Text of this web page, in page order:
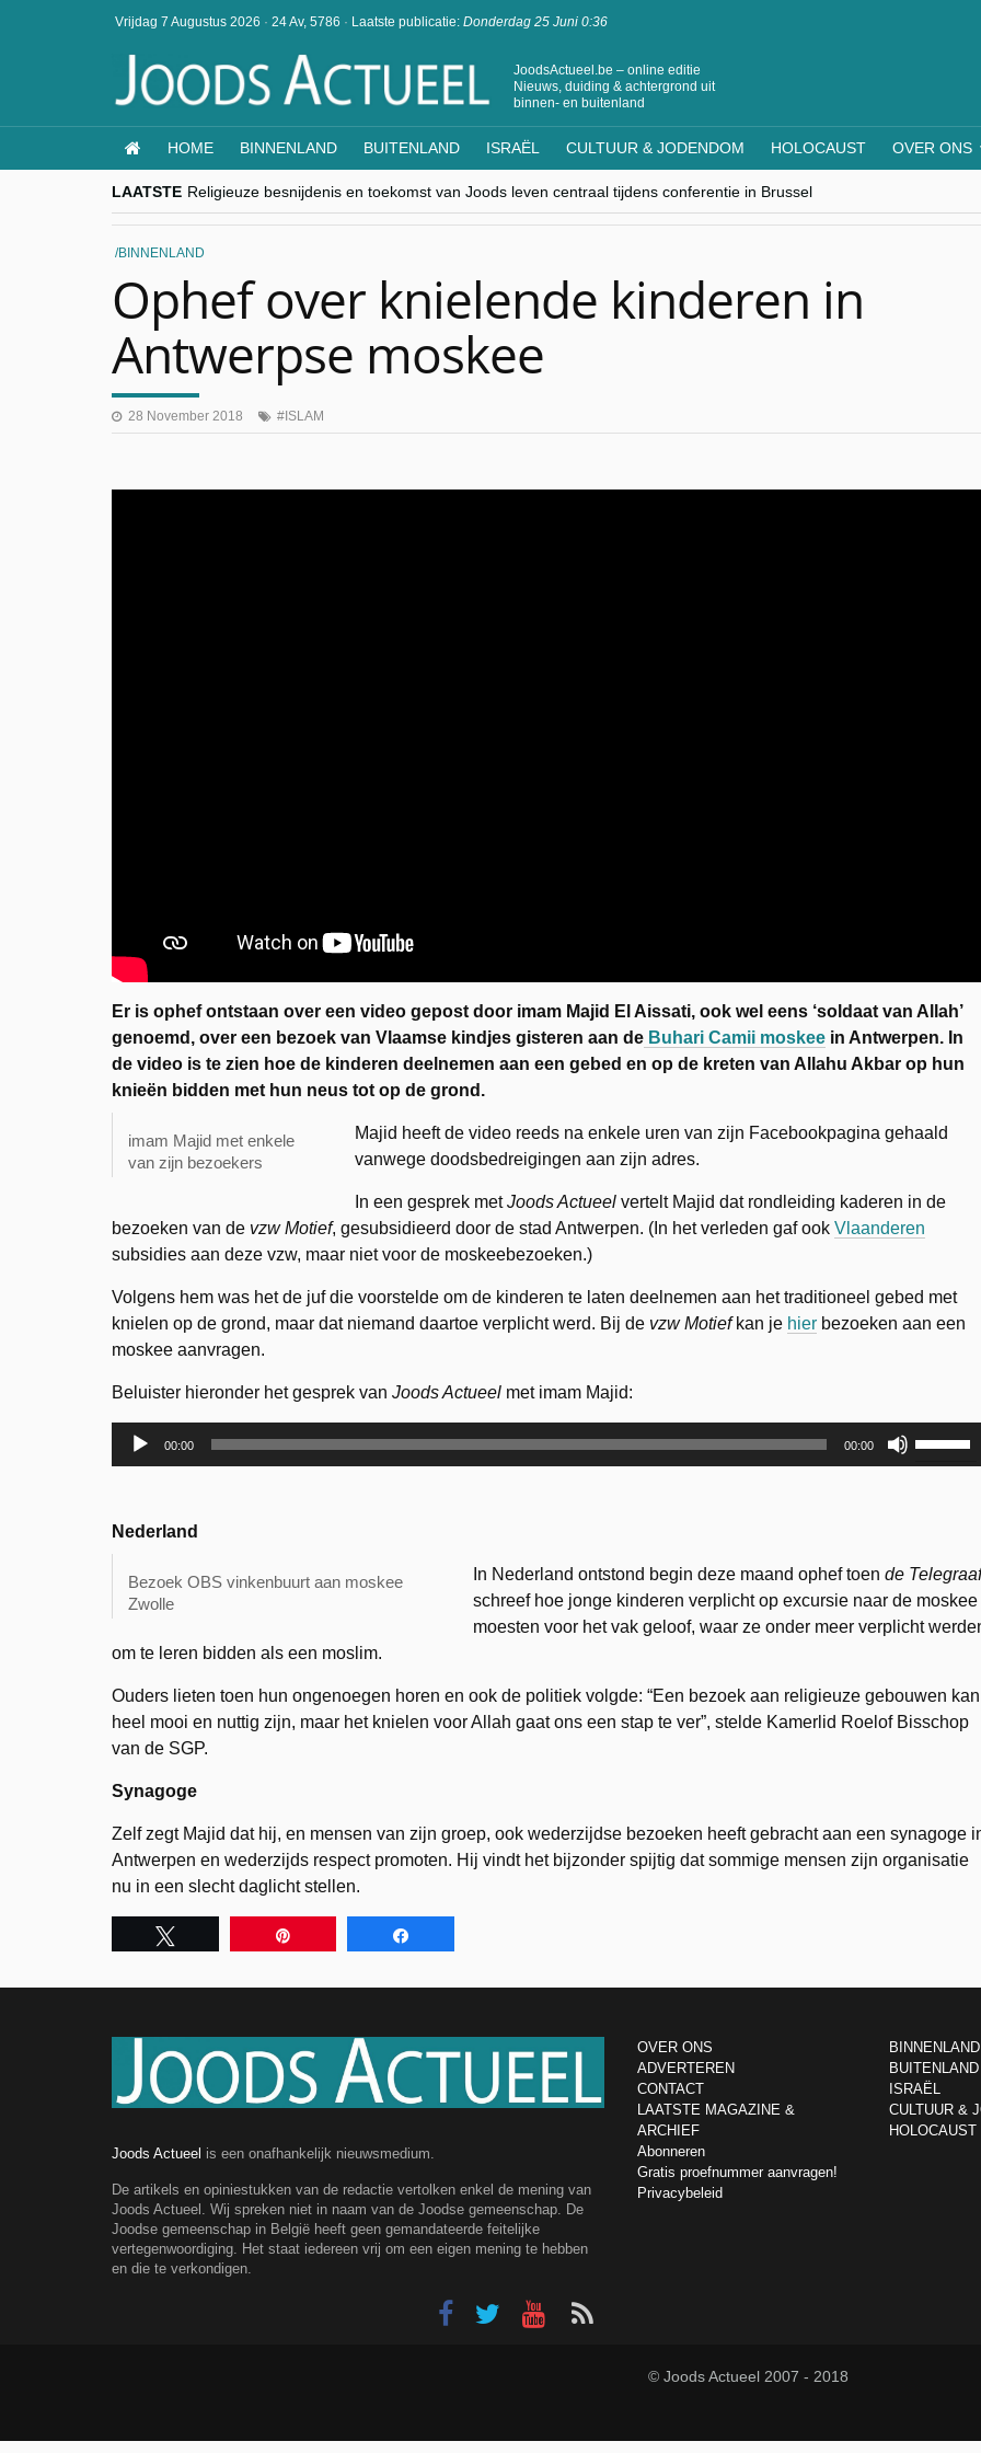
Vrijdag 7 Augustus 2026 · 24 Av, 5786 · Laatste publicatie: Donderdag 25 Juni 0:36
JoodsActueel.be – online editie
Nieuws, duiding & achtergrond uit
binnen- en buitenland
HOME BINNENLAND BUITENLAND ISRAËL CULTUUR & JODENDOM HOLOCAUST OVER ONS
LAATSTE Religieuze besnijdenis en toekomst van Joods leven centraal tijdens conferentie in Brussel
“Besnijdenisdebat toont hoe moeilijk seculiere Westen minderheden begrijpt”, Jinnih Beels (Vooruit)
CITYTRIP | ROEMENIË – Boekarest: de verrassing van Oost-Europa
“Vandaag zit elke Jood in België op de beklaagdenbank”
BINNENLAND
Ophef over knielende kinderen in
Antwerpse moskee
28 November 2018 ISLAM
Er is ophef ontstaan over een video gepost door imam Majid El Aissati, ook wel eens ‘soldaat van Allah’
genoemd, over een bezoek van Vlaamse kindjes gisteren aan de Buhari Camii moskee in Antwerpen. In
de video is te zien hoe de kinderen deelnemen aan een gebed en op de kreten van Allahu Akbar op hun
knieën bidden met hun neus tot op de grond.
imam Majid met enkele
van zijn bezoekers
Majid heeft de video reeds na enkele uren van zijn Facebookpagina gehaald
vanwege doodsbedreigingen aan zijn adres.
In een gesprek metJoods Actueel vertelt Majid dat rondleiding kaderen in de
bezoeken van de vzw Motief, gesubsidieerd door de stad Antwerpen. (In het verleden gaf ook Vlaanderen
subsidies aan deze vzw, maar niet voor de moskeebezoeken.)
Volgens hem was het de juf die voorstelde om de kinderen te laten deelnemen aan het traditioneel gebed met
knielen op de grond, maar dat niemand daartoe verplicht werd. Bij de vzw Motiefkan je hier bezoeken aan een
moskee aanvragen.
Beluister hieronder het gesprek van Joods Actueel met imam Majid:
Audiospeler
00:00 00:00
volume
verhogen
verlagen.
Nederland
Bezoek OBS vinkenbuurt aan moskee
Zwolle
In Nederland ontstond begin deze maand ophef toen de Telegraaf
schreef hoe jonge kinderen verplicht op excursie naar de moskee
moesten voor het vak geloof, waar ze onder meer verplicht
om te leren bidden als een moslim.
Ouders lieten toen hun ongenoegen horen en ook de politiek volgde: “Een bezoek aan religieuze gebouwen kan
heel mooi en nuttig zijn, maar het knielen voor Allah gaat ons een stap te ver”, stelde Kamerlid Roelof Bisschop
van de SGP.
Synagoge
Zelf zegt Majid dat hij, en mensen van zijn groep, ook wederzijdse bezoeken heeft gebracht aan een synagoge
Antwerpen en wederzijds respect promoten. Hij vindt het bijzonder spijtig dat sommige mensen zijn organisatie
nu in een slecht daglicht stellen.
Joods Actueel is een onafhankelijk nieuwsmedium.
De artikels en opiniestukken van de redactie vertolken enkel de mening van
Joods Actueel. Wij spreken niet in naam van de Joodse gemeenschap. De
Joodse gemeenschap in België heeft geen gemandateerde feitelijke
vertegenwoordiging. Het staat iedereen vrij om een eigen mening te hebben
en die te verkondigen.
OVER ONS
ADVERTEREN
CONTACT
LAATSTE MAGAZINE &
ARCHIEF
Abonneren
Gratis proefnummer aanvragen!
Privacybeleid
BINNENLAND
BUITENLAND
ISRAËL
CULTUUR &
HOLOCAUST
© Joods Actueel 2007 - 2018